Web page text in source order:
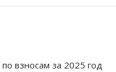
взносам за 2025 год